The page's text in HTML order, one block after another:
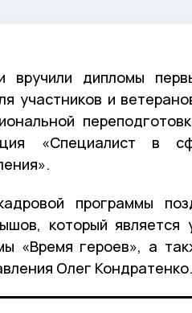
вручили дипломы
участников и
«Специалист в
программы
который является
«Время героев», а
Олег Кондратенко.